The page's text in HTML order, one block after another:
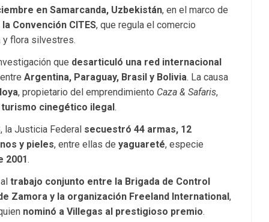
en Samarcanda, Uzbekistán, en el marco de
Convención CITES, que regula el comercio
y flora silvestres.
que desarticuló una red internacional
Argentina, Paraguay, Brasil y Bolivia. La causa
, propietario del emprendimiento Caza & Safaris,
turismo cinegético ilegal.
, la Justicia Federal secuestró 44 armas, 12
y pieles, entre ellas de yaguareté, especie
2001.
trabajo conjunto entre la Brigada de Control
Zamora y la organización Freeland International,
nominó a Villegas al prestigioso premio.